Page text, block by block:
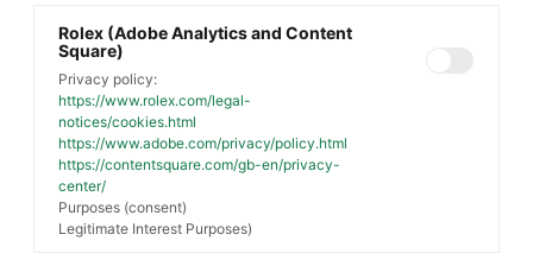
[新款腕錶2026]
TUDOR Royal
[新款腕錶2026]
Rolex (Adobe Analytics and Content
Square)
Privacy policy:
https://www.rolex.com/legal-
notices/cookies.html
https://www.adobe.com/privacy/policy.html
https://contentsquare.com/gb-en/privacy-
center/
Purposes (consent)
Legitimate Interest Purposes)